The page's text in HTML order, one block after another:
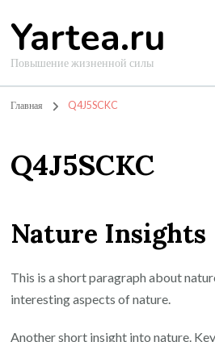
Yartea.ru
Повышение жизненной силы
Главная Q4J5SCKC
Q4J5SCKC
Nature Insights
This is a short paragraph about
interesting aspects of nature.
Another short insight into nature.